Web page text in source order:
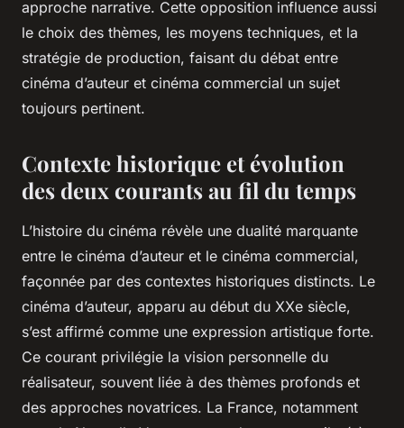
approche narrative. Cette opposition influence aussi
le choix des thèmes, les moyens techniques, et la
stratégie de production, faisant du débat entre
cinéma d’auteur et cinéma commercial un sujet
toujours pertinent.
Contexte historique et évolution
des deux courants au fil du temps
L’histoire du cinéma révèle une dualité marquante
entre le cinéma d’auteur et le cinéma commercial,
façonnée par des contextes historiques distincts. Le
cinéma d’auteur, apparu au début du XXe siècle,
s’est affirmé comme une expression artistique forte.
Ce courant privilégie la vision personnelle du
réalisateur, souvent liée à des thèmes profonds et
des approches novatrices. La France, notamment